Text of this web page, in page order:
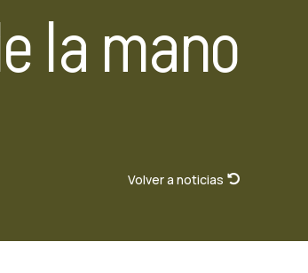
la mano
Volver a noticias